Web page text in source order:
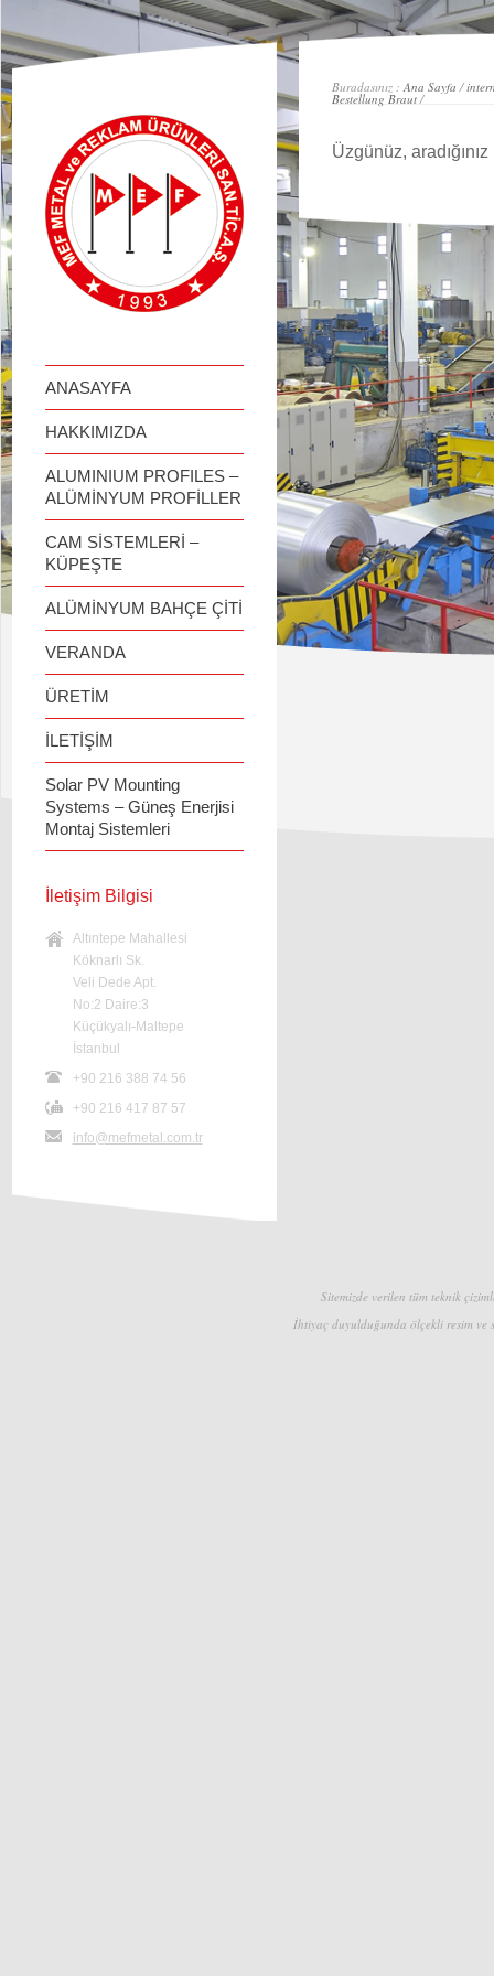
займ онлайн
ANASAYFA
HAKKIMIZDA
ALUMINIUM PROFILES –
ALÜMİNYUM PROFİLLER
CAM SİSTEMLERİ –
KÜPEŞTE
ALÜMİNYUM BAHÇE ÇİTİ
VERANDA
ÜRETİM
İLETİŞİM
Solar PV Mounting
Systems – Güneş Enerjisi
Montaj Sistemleri
İletişim Bilgisi
Altıntepe Mahallesi
Köknarlı Sk.
Veli Dede Apt.
No:2 Daire:3
Küçükyalı-Maltepe
İstanbul
+90 216 388 74 56
+90 216 417 87 57
info@mefmetal.com.tr
Buradasınız :Ana Sayfa /
Bestellung Braut/
Üzgünüz,
Sitemizde verilen tüm teknik
İhtiyaç duyulduğunda ölçekli resim ve